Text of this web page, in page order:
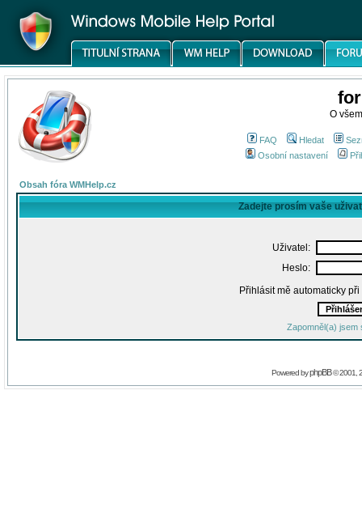
O
FAQ Hledat
Osobní nastavení
Obsah fóra WMHelp.cz
Zadejte prosím vaše
Uživatel:
Heslo:
Přihlásit mě automaticky
Zapomněl(a) jsem
Powered byphpBB© 2001,